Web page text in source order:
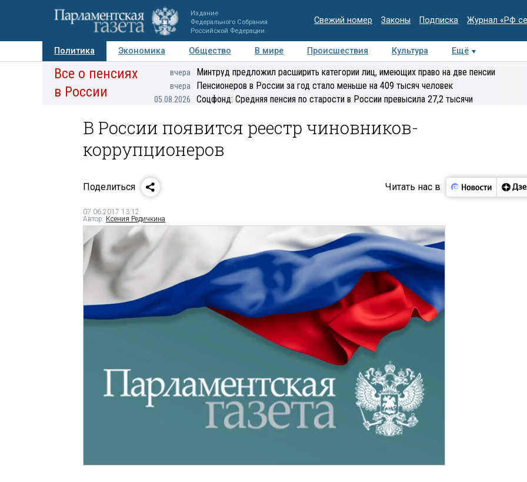
Издание
Федерального Собрания
Российской Федерации
Свежий номер Законы Подписка Журнал «РФ
Политика Экономика Общество В мире Происшествия Культура
Ещё
Авторы Персоны Мнения Регионы Медиацентр Интервью Колумнисты
Все о пенсиях
в России
вчера Минтруд предложил расширить категории лиц, имеющих право на две пенсии
вчера Пенсионеров в России за год стало меньше на 409 тысяч человек
05.08.2026 Соцфонд: Средняя пенсия по старости в России превысила 27,2 тысячи
В России появится реестр чиновников-
коррупционеров
Поделиться Читать нас в
07.06.2017 13:12
Автор: Ксения Редичкина